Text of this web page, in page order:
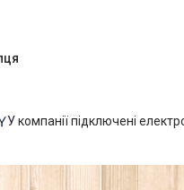
У компанії підключені